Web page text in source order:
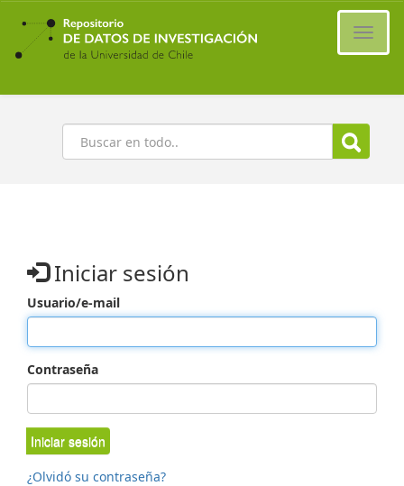
Ir
contenido
principal
Buscar
Iniciar sesión
Usuario/e-mail
Contraseña
Iniciar sesión
¿Olvidó su contraseña?